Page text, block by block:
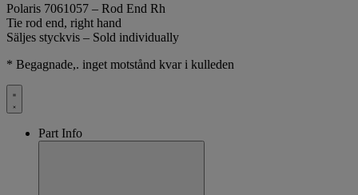
Polaris 7061057 – Rod End Rh
Tie rod end, right hand
Säljes styckvis – Sold individually
* Begagnade,. inget motstånd kvar i kulleden
Part Info